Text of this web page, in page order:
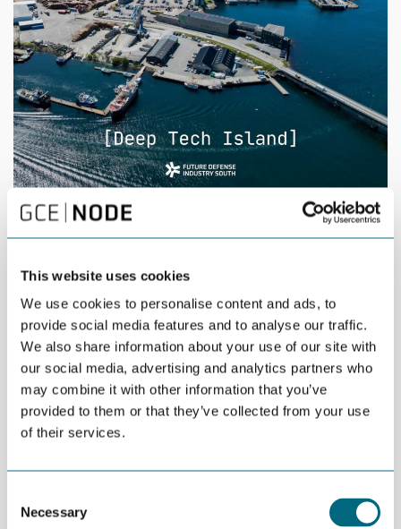
This website uses cookies
We use cookies to personalise content and ads, to
provide social media features and to analyse our traffic.
We also share information about your use of our site with
our social media, advertising and analytics partners who
may combine it with other information that you’ve
provided to them or that they’ve collected from your use
of their services.
Selection
Necessary
16:00 | MANDAL |
DEL
Møt bedrifter, investorer og økosystem-aktører
på The Foundry (tidligere Slush’D) i Mandal, og
utforsk muligheter innen forsvar, dual-use og
deep-tech.
konsept som kobler deep tech, tidligfase kapital og industriell
kompetanse.